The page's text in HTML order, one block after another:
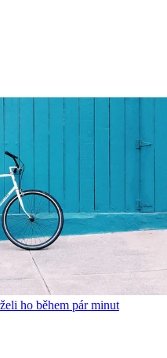
ho během pár minut